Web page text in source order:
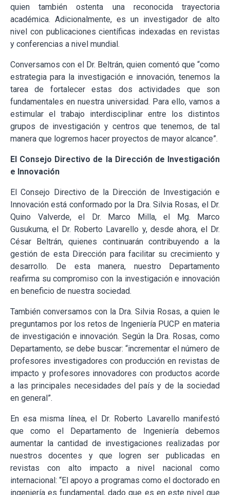
quien también ostenta una reconocida trayectoria
académica. Adicionalmente, es un investigador de alto
nivel con publicaciones científicas indexadas en revistas
y conferencias a nivel mundial.
Conversamos con el Dr. Beltrán, quien comentó que “como
estrategia para la investigación e innovación, tenemos la
tarea de fortalecer estas dos actividades que son
fundamentales en nuestra universidad. Para ello, vamos a
estimular el trabajo interdisciplinar entre los distintos
grupos de investigación y centros que tenemos, de tal
manera que logremos hacer proyectos de mayor alcance”.
El Consejo Directivo de la Dirección de Investigación
e Innovación
El Consejo Directivo de la Dirección de Investigación e
Innovación está conformado por la Dra. Silvia Rosas, el Dr.
Quino Valverde, el Dr. Marco Milla, el Mg. Marco
Gusukuma, el Dr. Roberto Lavarello y, desde ahora, el Dr.
César Beltrán, quienes continuarán contribuyendo a la
gestión de esta Dirección para facilitar su crecimiento y
desarrollo. De esta manera, nuestro Departamento
reafirma su compromiso con la investigación e innovación
en beneficio de nuestra sociedad.
También conversamos con la Dra. Silvia Rosas, a quien le
preguntamos por los retos de Ingeniería PUCP en materia
de investigación e innovación. Según la Dra. Rosas, como
Departamento, se debe buscar: “incrementar el número de
profesores investigadores con producción en revistas de
impacto y profesores innovadores con productos acorde
a las principales necesidades del país y de la sociedad
en general”.
En esa misma línea, el Dr. Roberto Lavarello manifestó
que como el Departamento de Ingeniería debemos
aumentar la cantidad de investigaciones realizadas por
nuestros docentes y que logren ser publicadas en
revistas con alto impacto a nivel nacional como
internacional: “El apoyo a programas como el doctorado en
ingeniería es fundamental, dado que es en este nivel que